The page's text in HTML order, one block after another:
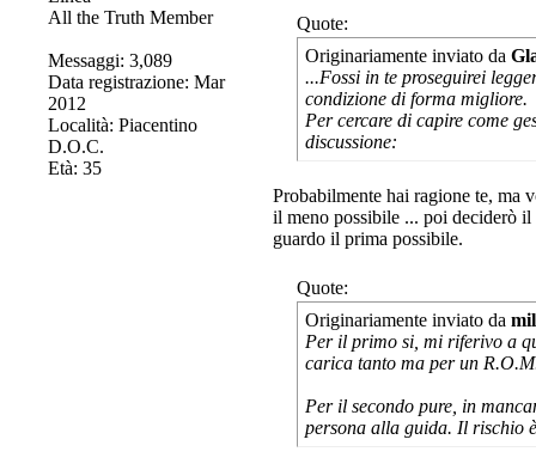
All the Truth Member
Messaggi: 3,089
Data registrazione: Mar
2012
Località: Piacentino
D.O.C.
Età: 35
Quote:
Originariamente inviato da
...Fossi in te proseguirei
condizione di forma migliore.
Per cercare di capire come
discussione:
Probabilmente hai ragione te, ma
il meno possibile ... poi deciderò
guardo il prima possibile.
Quote:
Originariamente inviato da
Per il primo si, mi riferivo a
carica tanto ma per un
Per il secondo pure, in
persona alla guida. Il rischio